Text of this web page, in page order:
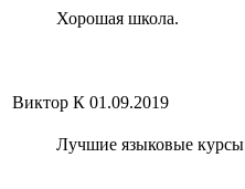
Хорошая школа.
Виктор К 01.09.2019
Лучшие языковые